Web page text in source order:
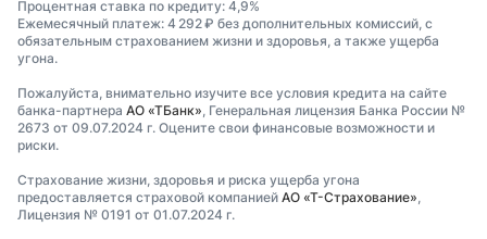
Процентная ставка по кредиту: 4,9%
Ежемесячный платеж: 4 292 ₽ без дополнительных комиссий, с
обязательным страхованием жизни и здоровья, а также ущерба
угона.
Пожалуйста, внимательно изучите все условия кредита на сайте
банка-партнера АО «ТБанк» , Генеральная лицензия Банка России №
2673 от 09.07.2024 г. Оцените свои финансовые возможности и
риски.
Страхование жизни, здоровья и риска ущерба угона
предоставляется страховой компанией АО «Т-Страхование»
Лицензия № 0191 от 01.07.2024 г.